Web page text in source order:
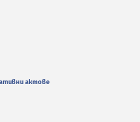
актове